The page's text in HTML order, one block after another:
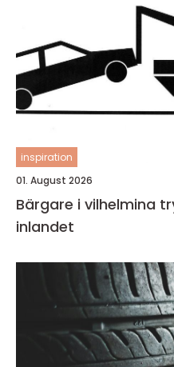
inspiration
01. August 2026
Bärgare i vilhelmina trygg hjälp på vägarna i
inlandet